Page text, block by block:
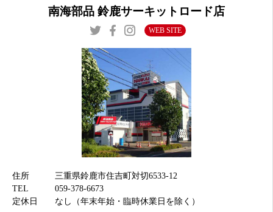
南海部品 鈴鹿サーキットロード店
WEB SITE
住所
三重県鈴鹿市住吉町対切6533-12
TEL
059-378-6673
定休日
なし（年末年始・臨時休業日を除く）